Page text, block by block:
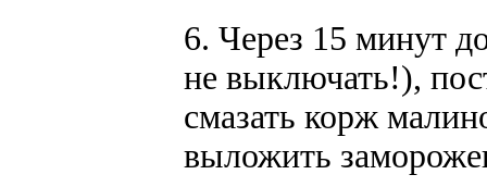
6. Через 15 минут
не выключать!),
смазать корж
выложить